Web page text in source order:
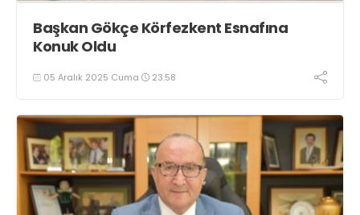
Başkan Gökçe Körfezkent Esnafına
Konuk Oldu
05 Aralık 2025 Cuma 23:58